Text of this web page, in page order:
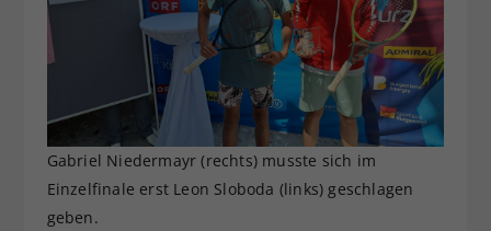
Gabriel Niedermayr (rechts) musste sich im
Einzelfinale erst Leon Sloboda (links) geschlagen
geben.